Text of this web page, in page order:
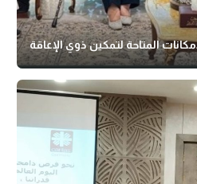
المتاحة لتمكين ذوي الإعاقة